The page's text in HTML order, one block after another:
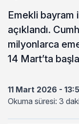
Emekli bayram
açıklandı.
milyonlarca
14 Mart’ta
11 Mart 2026 -
Okuma süresi: 3